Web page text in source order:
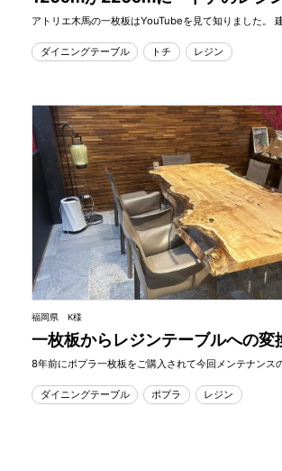
アトリエ木馬の一枚板はYouTubeを見て知りました。
ダイニングテーブル トチ レジン
福岡県 K様
一枚板からレジンテーブルへの変
8年前にポプラ一枚板をご購入されて今回メンテナンス
ダイニングテーブル ポプラ レジン